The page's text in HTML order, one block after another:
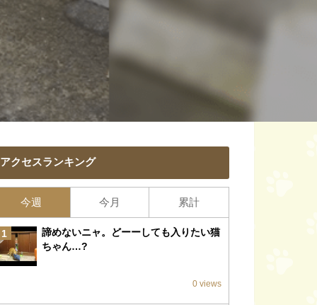
アクセスランキング
今週 今月 累計
1
諦めないニャ。どーーしても入りたい猫
ちゃん…?
0 views